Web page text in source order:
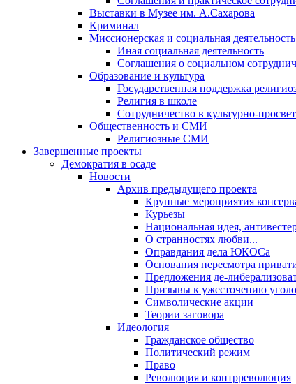
Выставки в Музее им. А.Сахарова
Криминал
Миссионерская и социальная деятельность
Иная социальная деятельность
Соглашения о социальном
Образование и культура
Государственная поддержка
Религия в школе
Сотрудничество в культурно-
Общественность и СМИ
Религиозные СМИ
Завершенные проекты
Демократия в осаде
Новости
Архив предыдущего проекта
Крупные мероприятия
Курьезы
Национальная идея,
О странностях любви...
Оправдания дела ЮКОСа
Основания пересмотра
Предложения де-
Призывы к ужесточению
Символические акции
Теории заговора
Идеология
Гражданское общество
Политический режим
Право
Революция и контрреволюция